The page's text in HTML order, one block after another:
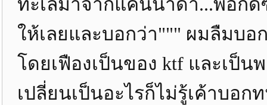
ทะเลมาจากแคนนาดา...พอก
ให้เลยและบอกว่า""" ผมลืมบ
โดยเฟืองเป็นของ ktf และเป็
เปลี่ยนเป็นอะไรก็ไม่รู้เค้าบอ